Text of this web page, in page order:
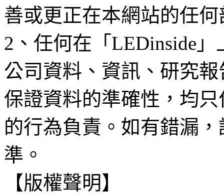
善或更正在本網站的任
2、任何在「LEDinside
公司資料、資訊、研究
保證資料的準確性，均
的行為負責。如有錯漏
準。
【版權聲明】